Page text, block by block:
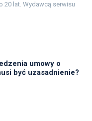
20 lat. Wydawcą serwisu
umowy o
być uzasadnienie?